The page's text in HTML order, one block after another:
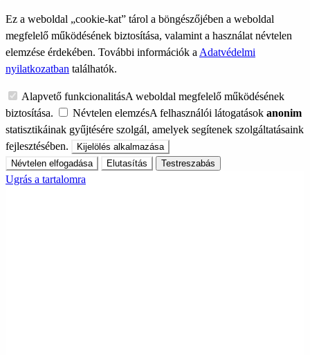
Ez a weboldal „cookie-kat” tárol a böngészőjében a weboldal
megfelelő működésének biztosítása, valamint a használat névtelen
elemzése érdekében. További információk a Adatvédelmi
nyilatkozatban találhatók.
Alapvető funkcionalitásA weboldal megfelelő működésének
biztosítása.
Névtelen elemzésA felhasználói látogatások anonim
statisztikáinak gyűjtésére szolgál, amelyek segítenek szolgáltatásaink
fejlesztésében.
Kijelölés alkalmazása
Névtelen elfogadása
Elutasítás Testreszabás
Ugrás a tartalomra